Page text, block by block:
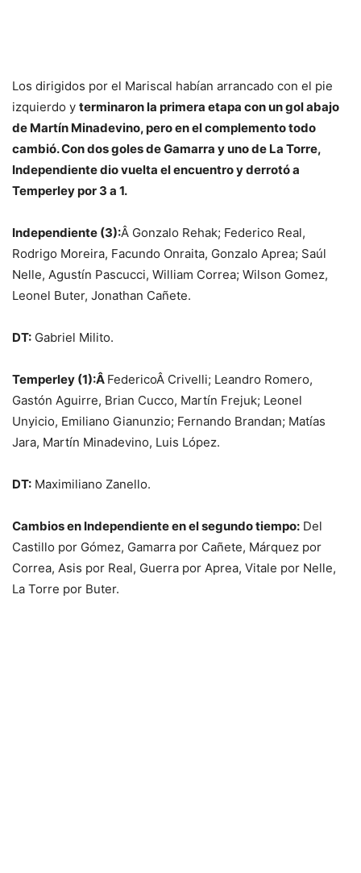
Los dirigidos por el Mariscal habían arrancado con el pie
izquierdo y terminaron la primera etapa con un gol abajo
de Martín Minadevino, pero en el complemento todo
cambió. Con dos goles de Gamarra y uno de La Torre,
Independiente dio vuelta el encuentro y derrotó a
Temperley por 3 a 1.
Independiente (3):Â Gonzalo Rehak; Federico Real,
Rodrigo Moreira, Facundo Onraita, Gonzalo Aprea; Saúl
Nelle, Agustín Pascucci, William Correa; Wilson Gomez,
Leonel Buter, Jonathan Cañete.
DT: Gabriel Milito.
Temperley (1):Â FedericoÂ Crivelli; Leandro Romero,
Gastón Aguirre, Brian Cucco, Martín Frejuk; Leonel
Unyicio, Emiliano Gianunzio; Fernando Brandan; Matías
Jara, Martín Minadevino, Luis López.
DT: Maximiliano Zanello.
Cambios en Independiente en el segundo tiempo: Del
Castillo por Gómez, Gamarra por Cañete, Márquez por
Correa, Asis por Real, Guerra por Aprea, Vitale por Nelle,
La Torre por Buter.